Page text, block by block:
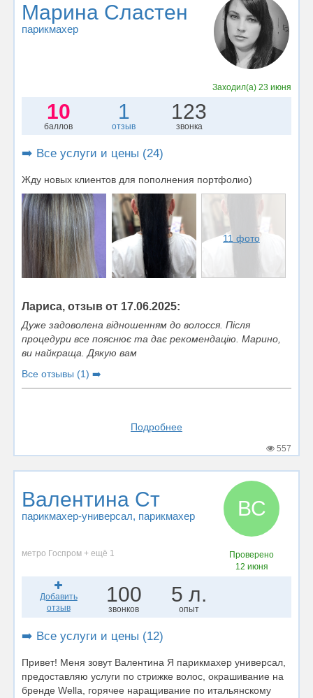
Марина Сластен
парикмахер
Заходил(а) 23 июня
10
баллов
1
отзыв
123
звонка
➡️ Все услуги и цены (24)
Жду новых клиентов для пополнения портфолио)
11 фото
Лариса, отзыв от 17.06.2025:
Дуже задоволена відношенням до волосся. Після
процедури все пояснює та дає рекомендацію. Марино,
ви найкраща. Дякую вам
Все отзывы (1) ➡️
Подробнее
557
Валентина Ст
парикмахер-универсал, парикмахер ВС
метро Госпром + ещё 1
Проверено
12 июня
Добавить
отзыв
100
звонков
5 л.
опыт
➡️ Все услуги и цены (12)
Привет! Меня зовут Валентина Я парикмахер универсал,
предоставляю услуги по стрижке волос, окрашивание на
бренде Wella, горячее наращивание по итальянскому